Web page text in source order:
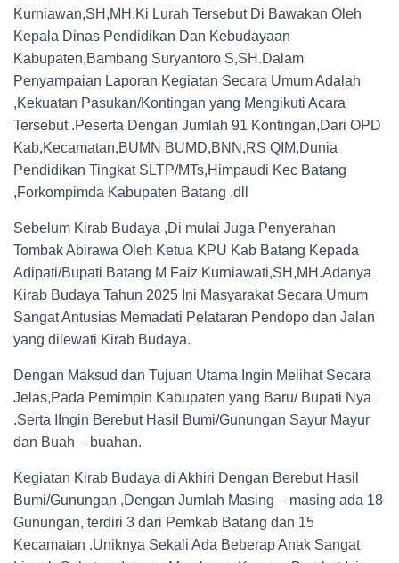
Kurniawan,SH,MH.Ki Lurah Tersebut Di Bawakan Oleh
Kepala Dinas Pendidikan Dan Kebudayaan
Kabupaten,Bambang Suryantoro S,SH.Dalam
Penyampaian Laporan Kegiatan Secara Umum Adalah
,Kekuatan Pasukan/Kontingan yang Mengikuti Acara
Tersebut .Peserta Dengan Jumlah 91 Kontingan,Dari OPD
Kab,Kecamatan,BUMN BUMD,BNN,RS QIM,Dunia
Pendidikan Tingkat SLTP/MTs,Himpaudi Kec Batang
,Forkompimda Kabupaten Batang ,dll
Sebelum Kirab Budaya ,Di mulai Juga Penyerahan
Tombak Abirawa Oleh Ketua KPU Kab Batang Kepada
Adipati/Bupati Batang M Faiz Kurniawati,SH,MH.Adanya
Kirab Budaya Tahun 2025 Ini Masyarakat Secara Umum
Sangat Antusias Memadati Pelataran Pendopo dan Jalan
yang dilewati Kirab Budaya.
Dengan Maksud dan Tujuan Utama Ingin Melihat Secara
Jelas,Pada Pemimpin Kabupaten yang Baru/ Bupati Nya
.Serta IIngin Berebut Hasil Bumi/Gunungan Sayur Mayur
dan Buah – buahan.
Kegiatan Kirab Budaya di Akhiri Dengan Berebut Hasil
Bumi/Gunungan ,Dengan Jumlah Masing – masing ada 18
Gunungan, terdiri 3 dari Pemkab Batang dan 15
Kecamatan .Uniknya Sekali Ada Beberap Anak Sangat